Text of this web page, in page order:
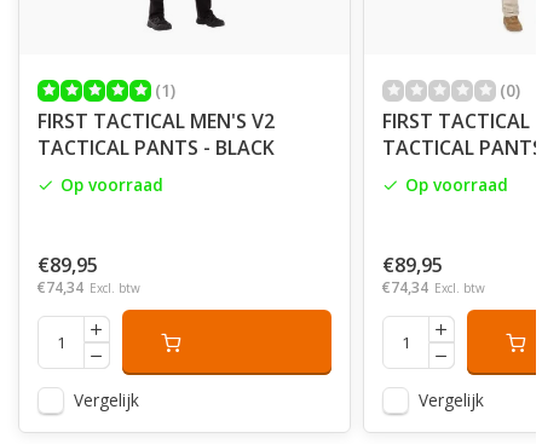
(1)
FIRST TACTICAL MEN'S V2
TACTICAL PANTS - BLACK
Op voorraad
€89,95
€74,34 Excl. btw
Vergelijk
(0)
FIRST TACTICAL
TACTICAL
Op voorraad
€89,95
€74,34 Excl. btw
Vergelijk